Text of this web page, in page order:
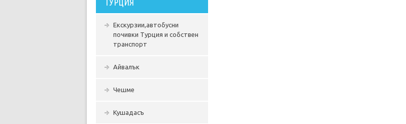
ТУРЦИЯ
Екскурзии,автобусни
почивки Турция и собствен
транспорт
Айвалък
Чешме
Кушадасъ